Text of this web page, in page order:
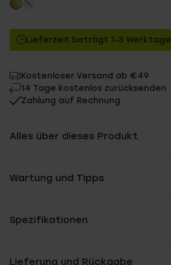
Lieferzeit beträgt 1-3 Werktage
Kostenloser Versand ab €49
14 Tage kostenlos zurücksenden
Zahlung auf Rechnung
Alles über dieses Produkt
Wartung und Tipps
Spezifikationen
Lieferung und Rückgabe